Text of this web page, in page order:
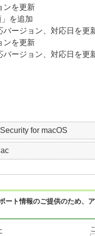
ンを更新
を追加
ージョン、対応日を更
ンを更新
ージョン、対応日を更
for macOS
ート情報のご提供のため